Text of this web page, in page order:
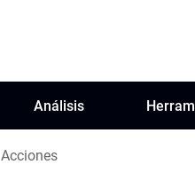
Análisis
Acciones